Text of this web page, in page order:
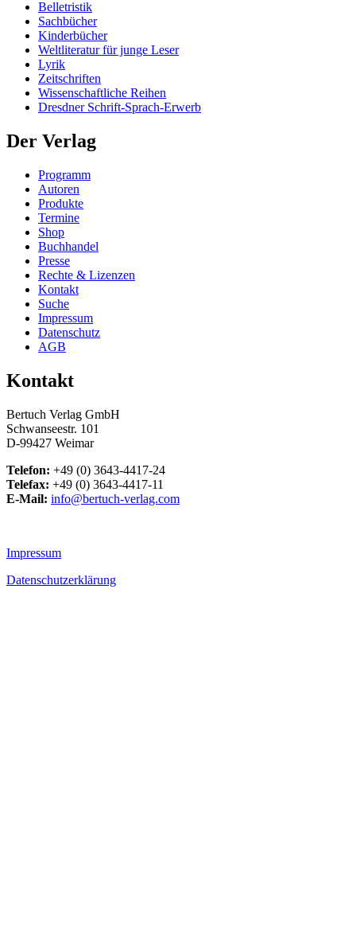
Belletristik
Sachbücher
Kinderbücher
Weltliteratur für junge Leser
Lyrik
Zeitschriften
Wissenschaftliche Reihen
Dresdner Schrift-Sprach-Erwerb
Der Verlag
Programm
Autoren
Produkte
Termine
Shop
Buchhandel
Presse
Rechte & Lizenzen
Kontakt
Suche
Impressum
Datenschutz
AGB
Kontakt
Bertuch Verlag GmbH
Schwanseestr. 101
D-99427 Weimar
Telefon: +49 (0) 3643-4417-24
Telefax: +49 (0) 3643-4417-11
E-Mail: info@bertuch-verlag.com
Impressum
Datenschutzerklärung